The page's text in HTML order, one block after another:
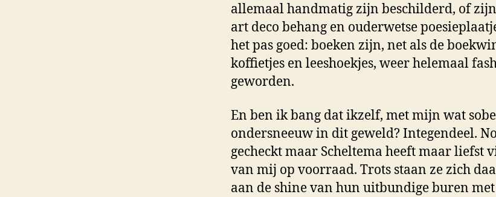
allemaal handmatig zijn beschilderd, of
art deco behang en ouderwetse
het pas goed: boeken zijn, net als de
koffietjes en leeshoekjes, weer helemaal
geworden.
En ben ik bang dat ikzelf, met mijn wat
ondersneeuw in dit geweld? Integendeel.
gecheckt maar Scheltema heeft maar liefst
van mij op voorraad. Trots staan ze zich
aan de shine van hun uitbundige buren